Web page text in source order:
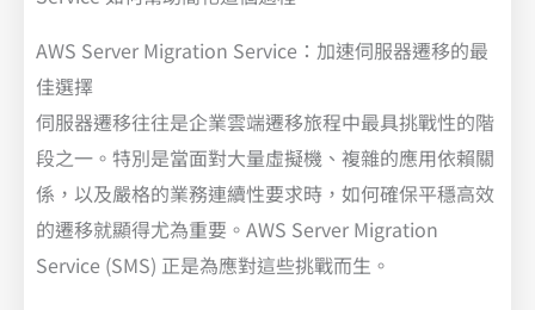
AWS Server Migration Service：加速伺服器遷移的最
佳選擇
伺服器遷移往往是企業雲端遷移旅程中最具挑戰性的階
段之一。特別是當面對大量虛擬機、複雜的應用依賴關
係，以及嚴格的業務連續性要求時，如何確保平穩高效
的遷移就顯得尤為重要。AWS Server Migration
Service (SMS) 正是為應對這些挑戰而生。